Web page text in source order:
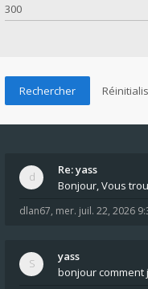
Re: yass
Bonjour, Vous
dlan67, mer. juil. 22, 2026
yass
bonjour comment